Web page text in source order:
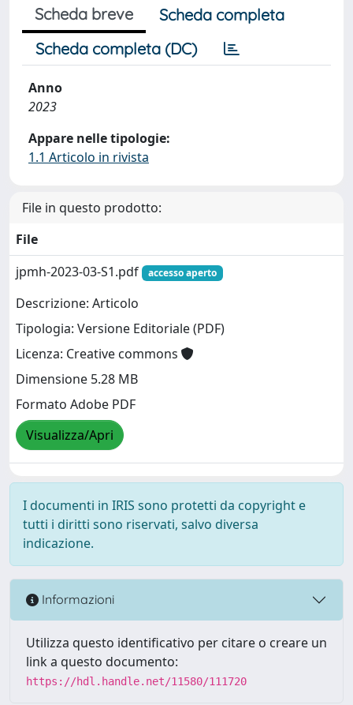
Scheda breve
Scheda completa
Scheda completa (DC)
Anno
2023
Appare nelle tipologie:
1.1 Articolo in rivista
File in questo prodotto:
File
jpmh-2023-03-S1.pdf
accesso aperto
Descrizione: Articolo
Tipologia: Versione Editoriale (PDF)
Licenza: Creative commons
Dimensione 5.28 MB
Formato Adobe PDF
Visualizza/Apri
I documenti in IRIS sono protetti da copyright e
tutti i diritti sono riservati, salvo diversa
indicazione.
Informazioni
Utilizza questo identificativo per citare o creare un
link a questo documento:
https://hdl.handle.net/11580/111720